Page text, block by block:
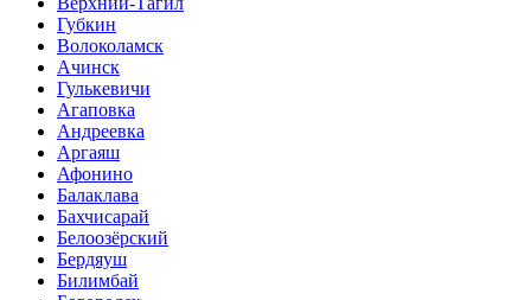
Губкин
Волоколамск
Ачинск
Гулькевичи
Агаповка
Андреевка
Аргаяш
Афонино
Балаклава
Бахчисарай
Белоозёрский
Бердяуш
Билимбай